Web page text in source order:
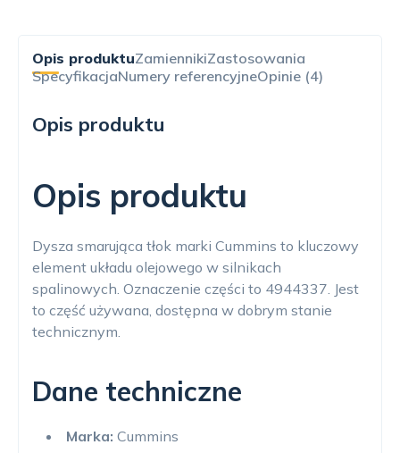
Opis produktuZamiennikiZastosowania
SpecyfikacjaNumery referencyjneOpinie (4)
Opis produktu
Opis produktu
Dysza smarująca tłok marki Cummins to kluczowy
element układu olejowego w silnikach
spalinowych. Oznaczenie części to 4944337. Jest
to część używana, dostępna w dobrym stanie
technicznym.
Dane techniczne
Marka: Cummins